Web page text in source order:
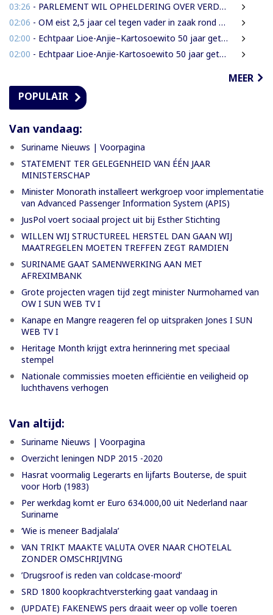
03:26 - PARLEMENT WIL OPHELDERING OVER VERDWENEN INBESLAGGENOMEN LEVENSMIDDELEN
02:06 - OM eist 2,5 jaar cel tegen vader in zaak rond mishandeling en verwaarlozing
02:00 - Echtpaar Lioe-Anjie–Kartosoewito 50 jaar getrouwd
02:00 - Echtpaar Lioe-Anjie-Kartosoewito 50 jaar getrouwd
MEER
POPULAIR
Van vandaag:
Suriname Nieuws | Voorpagina
STATEMENT TER GELEGENHEID VAN ÉÉN JAAR
MINISTERSCHAP
Minister Monorath installeert werkgroep voor implementatie
van Advanced Passenger Information System (APIS)
JusPol voert sociaal project uit bij Esther Stichting
WILLEN WIJ STRUCTUREEL HERSTEL DAN GAAN WIJ
MAATREGELEN MOETEN TREFFEN ZEGT RAMDIEN
SURINAME GAAT SAMENWERKING AAN MET
AFREXIMBANK
Grote projecten vragen tijd zegt minister Nurmohamed van
OW I SUN WEB TV I
Kanape en Mangre reageren fel op uitspraken Jones I SUN
WEB TV I
Heritage Month krijgt extra herinnering met speciaal
stempel
Nationale commissies moeten efficiëntie en veiligheid op
luchthavens verhogen
Van altijd:
Suriname Nieuws | Voorpagina
Overzicht leningen NDP 2015 -2020
Hasrat voormalig Legerarts en lijfarts Bouterse, de spuit
voor Horb (1983)
Per werkdag komt er Euro 634.000,00 uit Nederland naar
Suriname
‘Wie is meneer Badjalala’
VAN TRIKT MAAKTE VALUTA OVER NAAR CHOTELAL
ZONDER OMSCHRIJVING
’Drugsroof is reden van coldcase-moord’
SRD 1800 koopkrachtversterking gaat vandaag in
(UPDATE) FAKENEWS pers draait weer op volle toeren